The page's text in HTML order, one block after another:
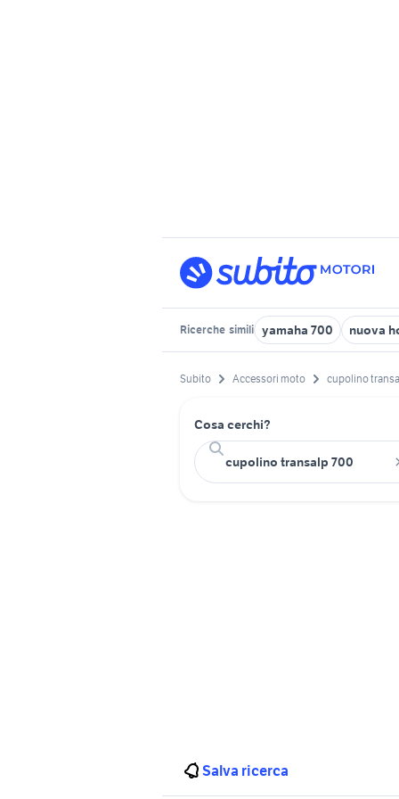
Ricerche simili yamaha 700 nuova
Subito Accessori moto cupolino
Cosa cerchi?
Salva ricerca